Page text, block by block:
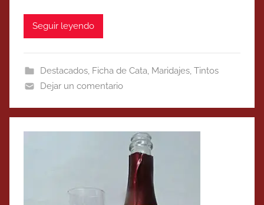
Seguir leyendo
Destacados, Ficha de Cata, Maridajes, Tintos
Dejar un comentario